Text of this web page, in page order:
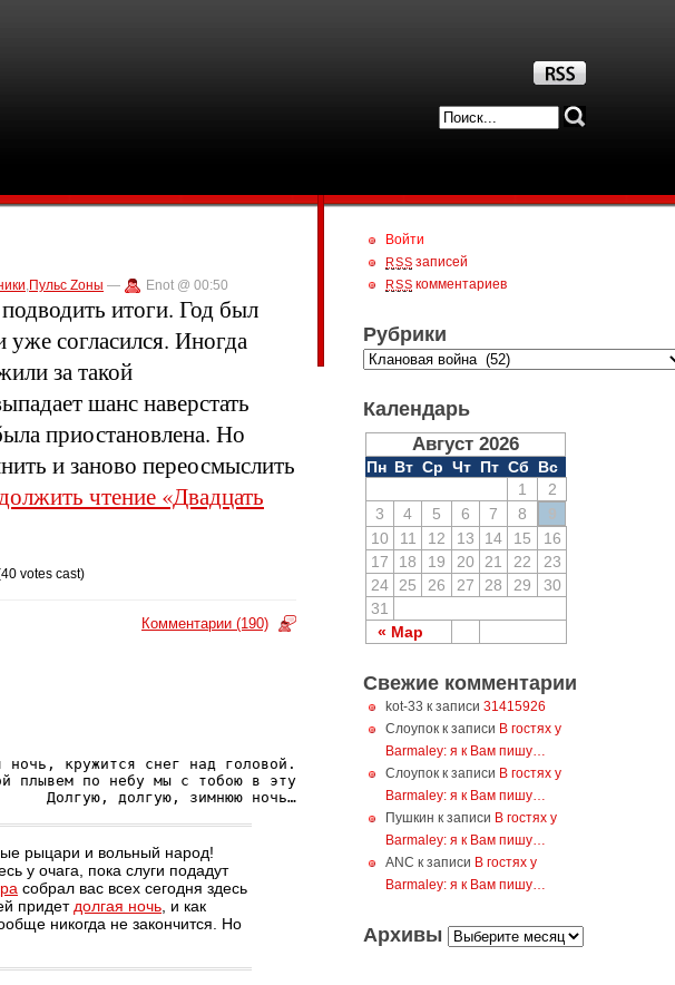
,Пульс Zоны — Enot @ 00:50
итоги. Год был
согласился. Иногда
за такой
шанс наверстать
приостановлена. Но
и заново переосмыслить
чтение «Двадцать
votes cast)
Комментарии (190)
ночь, кружится снег над головой.
плывем по небу мы с тобою в эту
Долгую, долгую, зимнюю ночь…
рыцари и вольный народ!
у очага, пока слуги подадут
собрал вас всех сегодня здесь
придет долгая ночь , и как
никогда не закончится. Но
Войти
RSS записей
RSS комментариев
Рубрики
Календарь
Август 2026
Пн Вт Ср Чт Пт Сб Вс
« Мар
1
2
3
4 5 6 7 8
9
10
11 12 13 14 15
16
17
18 19 20 21 22
23
24
25 26 27 28 29
30
31
Свежие комментарии
kot-33 к записи 31415926
Слоупок к записи В гостях у
Barmaley: я к Вам пишу…
Слоупок к записи В гостях у
Barmaley: я к Вам пишу…
Пушкин к записи В гостях у
Barmaley: я к Вам пишу…
ANC к записи В гостях у
Barmaley: я к Вам пишу…
Архивы